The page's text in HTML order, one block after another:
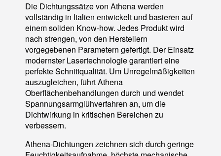
Die Dichtungssätze von Athena werden
vollständig in Italien entwickelt und basieren auf
einem soliden Know-how. Jedes Produkt wird
nach strengen, von den Herstellern
vorgegebenen Parametern gefertigt. Der Einsatz
modernster Lasertechnologie garantiert eine
perfekte Schnittqualität. Um Unregelmäßigkeiten
auszugleichen, führt Athena
Oberflächenbehandlungen durch und wendet
Spannungsarmglühverfahren an, um die
Dichtwirkung in kritischen Bereichen zu
verbessern.
Athena-Dichtungen zeichnen sich durch geringe